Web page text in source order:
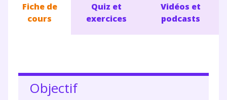
Fiche de
cours
Quiz et
exercices
Vidéos et
podcasts
Objectif